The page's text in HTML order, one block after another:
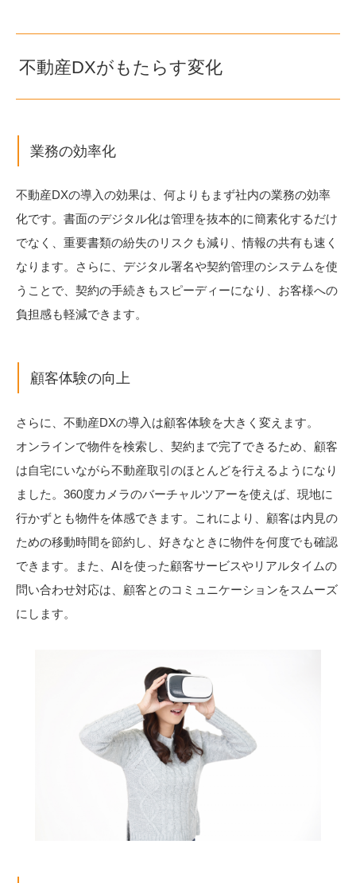
不動産DXがもたらす変化
業務の効率化
不動産DXの導入の効果は、何よりもまず社内の業務の効率
化です。書面のデジタル化は管理を抜本的に簡素化するだけ
でなく、重要書類の紛失のリスクも減り、情報の共有も速く
なります。さらに、デジタル署名や契約管理のシステムを使
うことで、契約の手続きもスピーディーになり、お客様への
負担感も軽減できます。
顧客体験の向上
さらに、不動産DXの導入は顧客体験を大きく変えます。
オンラインで物件を検索し、契約まで完了できるため、顧客
は自宅にいながら不動産取引のほとんどを行えるようになり
ました。360度カメラのバーチャルツアーを使えば、現地に
行かずとも物件を体感できます。これにより、顧客は内見の
ための移動時間を節約し、好きなときに物件を何度でも確認
できます。また、AIを使った顧客サービスやリアルタイムの
問い合わせ対応は、顧客とのコミュニケーションをスムーズ
にします。